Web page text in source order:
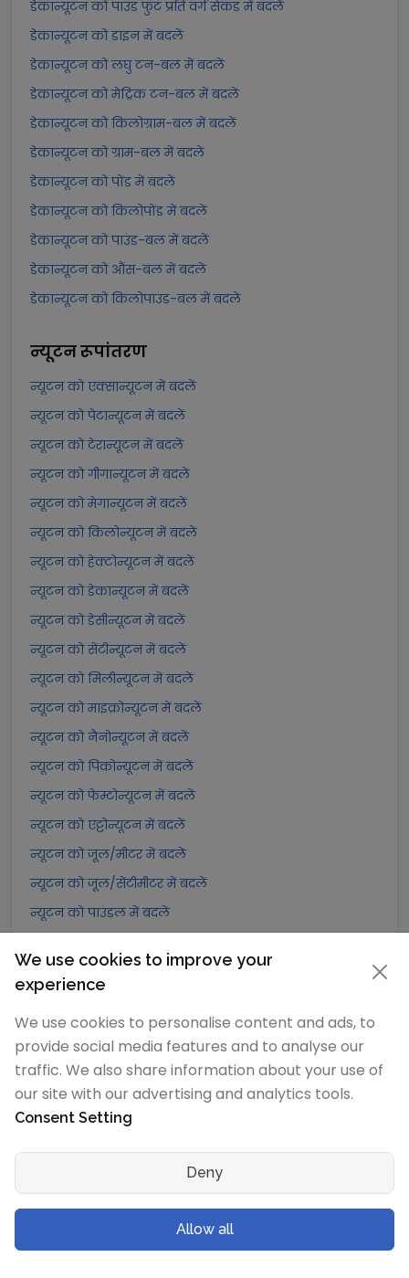
डेकान्यूटन को पाउंड फुट प्रति वर्ग सेकंड में बदलें
डेकान्यूटन को डाइन में बदलें
डेकान्यूटन को लघु टन-बल में बदलें
डेकान्यूटन को मेट्रिक टन-बल में बदलें
डेकान्यूटन को किलोग्राम-बल में बदलें
डेकान्यूटन को ग्राम-बल में बदलें
डेकान्यूटन को पोंड में बदलें
डेकान्यूटन को किलोपोंड में बदलें
डेकान्यूटन को पाउंड-बल में बदलें
डेकान्यूटन को औंस-बल में बदलें
डेकान्यूटन को किलोपाउंड-बल में बदलें
न्यूटनरूपांतरण
न्यूटन को एक्सान्यूटन में बदलें
न्यूटन को पेटान्यूटन में बदलें
न्यूटन को टेरान्यूटन में बदलें
न्यूटन को गीगान्यूटन में बदलें
न्यूटन को मेगान्यूटन में बदलें
न्यूटन को किलोन्यूटन में बदलें
न्यूटन को हेक्टोन्यूटन में बदलें
न्यूटन को डेकान्यूटन में बदलें
न्यूटन को डेसीन्यूटन में बदलें
न्यूटन को सेंटीन्यूटन में बदलें
न्यूटन को मिलीन्यूटन में बदलें
न्यूटन को माइक्रोन्यूटन में बदलें
न्यूटन को नैनोन्यूटन में बदलें
न्यूटन को पिकोन्यूटन में बदलें
न्यूटन को फेम्टोन्यूटन में बदलें
न्यूटन को एट्टोन्यूटन में बदलें
न्यूटन को जूल/मीटर में बदलें
न्यूटन को जूल/सेंटीमीटर में बदलें
न्यूटन को पाउंडल में बदलें
न्यूटन को डाइन में बदलें
न्यूटन को मेट्रिक टन-बल में बदलें
न्यूटन को ग्राम-बल में बदलें
न्यूटन को पोंड में बदलें
न्यूटन को औंस-बल में बदलें
न्यूटन को किलोपाउंड-बल में बदलें
We use cookies to improve your
experience
We use cookies to personalise content and ads, to
provide social media features and to analyse our
traffic. We also share information about your use of
our site with our advertising and analytics tools.
Consent Setting
Deny
Allow all